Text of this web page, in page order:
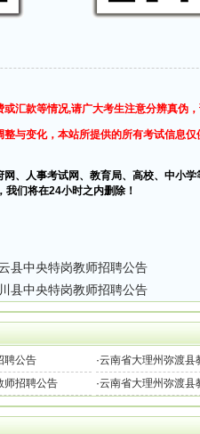
汇款等情况,请广大考生注意分辨真伪
与变化，本站所提供的所有考试信息
、人事考试网、教育局、高校、中小
们将在24小时之内删除！
县中央特岗教师招聘公告
县中央特岗教师招聘公告
聘公告 ·云南省大理州弥渡县
（50名）
师招聘公告 ·云南省大理州弥渡县